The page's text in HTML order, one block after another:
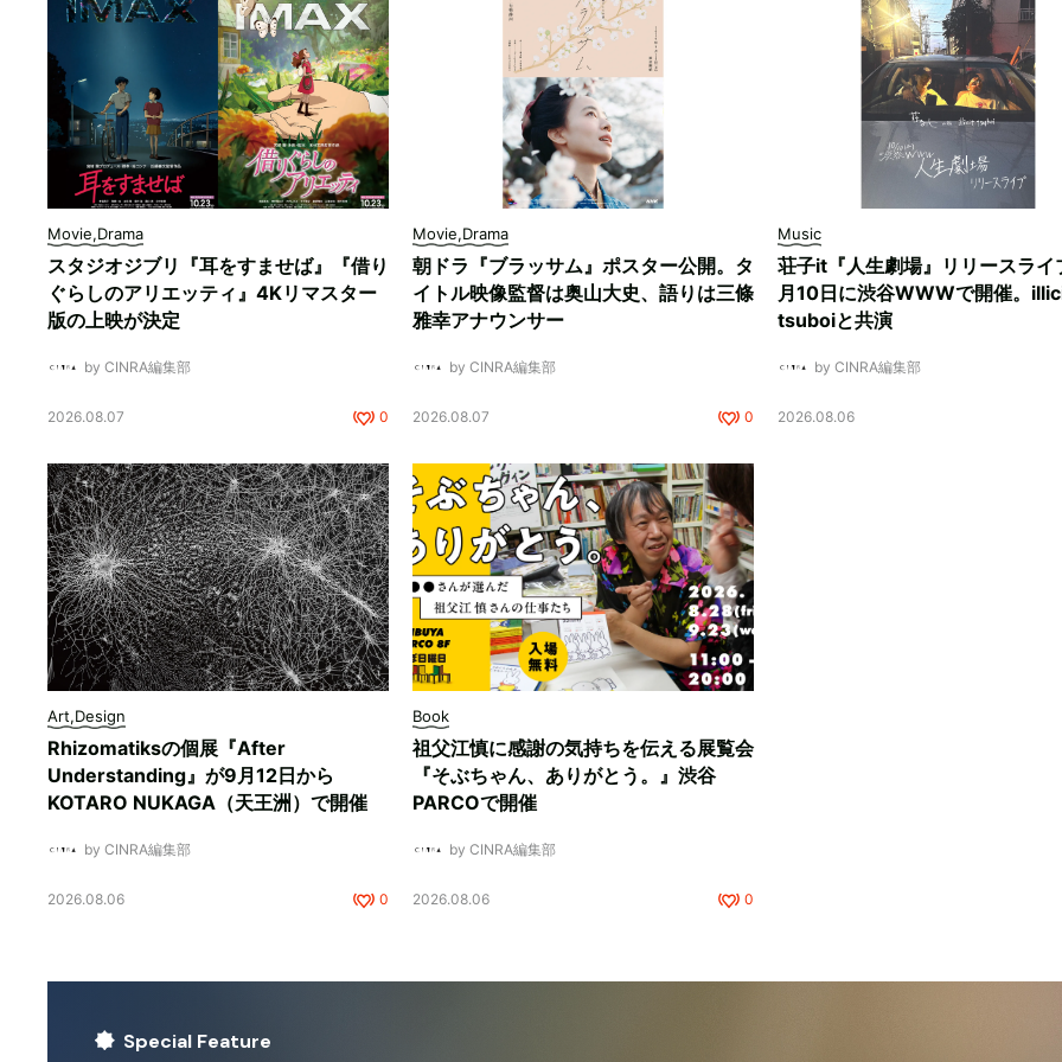
Movie,Drama
スタジオジブリ『耳をすませば』『借り
ぐらしのアリエッティ』4Kリマスター
版の上映が決定
by CINRA編集部
2026.08.07 0
Movie,Drama
朝ドラ『ブラッサム』ポスター公開。タ
イトル映像監督は奥山大史、語りは三條
雅幸アナウンサー
by CINRA編集部
2026.08.07 0
Music
荘子it『人生劇場』リリースライ
月10日に渋谷WWWで開催。
tsuboiと共演
by CINRA編集部
2026.08.06
Art,Design
Rhizomatiksの個展『After
Understanding』が9月12日から
KOTARO NUKAGA（天王洲）で開催
by CINRA編集部
2026.08.06 0
Book
祖父江慎に感謝の気持ちを伝える展覧会
『そぶちゃん、ありがとう。』渋谷
PARCOで開催
by CINRA編集部
2026.08.06 0
Special Feature